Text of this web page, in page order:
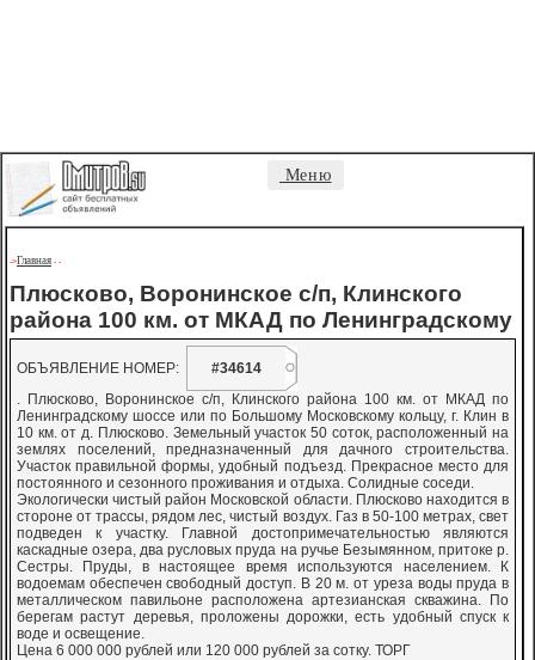
Меню
->Главная - -
Плюсково, Воронинское с/п, Клинского
района 100 км. от МКАД по Ленинградскому
ОБЪЯВЛЕНИЕ НОМЕР:
#34614
. Плюсково, Воронинское с/п, Клинского района 100 км. от МКАД по
Ленинградскому шоссе или по Большому Московскому кольцу, г. Клин в
10 км. от д. Плюсково. Земельный участок 50 соток, расположенный на
землях поселений, предназначенный для дачного строительства.
Участок правильной формы, удобный подъезд. Прекрасное место для
постоянного и сезонного проживания и отдыха. Солидные соседи.
Экологически чистый район Московской области. Плюсково находится в
стороне от трассы, рядом лес, чистый воздух. Газ в 50-100 метрах, свет
подведен к участку. Главной достопримечательностью являются
каскадные озера, два русловых пруда на ручье Безымянном, притоке р.
Сестры. Пруды, в настоящее время используются населением. К
водоемам обеспечен свободный доступ. В 20 м. от уреза воды пруда в
металлическом павильоне расположена артезианская скважина. По
берегам растут деревья, проложены дорожки, есть удобный спуск к
воде и освещение.
Цена 6 000 000 рублей или 120 000 рублей за сотку. ТОРГ